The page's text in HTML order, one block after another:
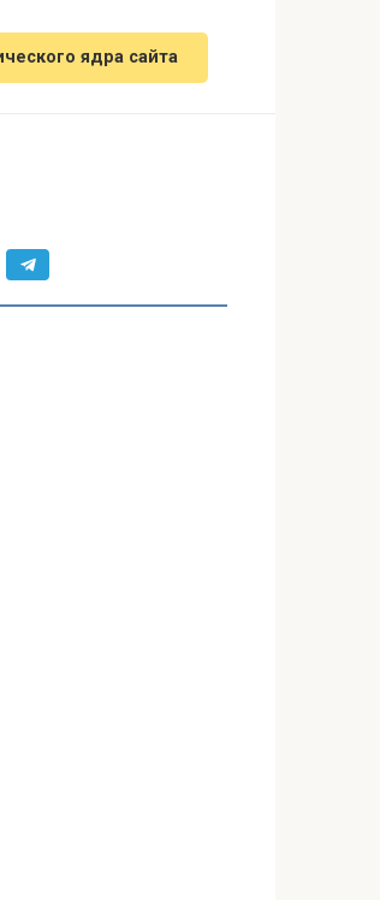
ядра сайта